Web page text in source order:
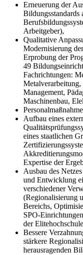
Erneuerung der
Bildungsstandards
Arbeitgeber),
Qualitative
Modernisierung
Erprobung der
49
Fachrichtungen:
Management,
Maschinenbau,
Aufbau eines
eines staatlichen
Expertise der
Ausbau des
und Entwicklung
verschiedener
(Regionalisierung
Bereichs,
SPO-
der
Bessere
stärkere
herausragenden